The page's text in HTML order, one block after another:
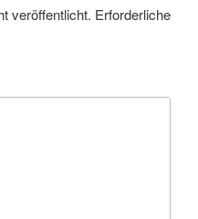
veröffentlicht. Erforderliche